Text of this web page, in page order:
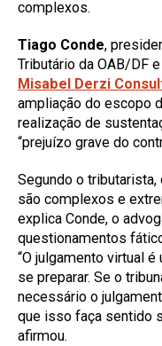
complexos.
Tiago Conde,
Tributário da OAB/DF
Misabel Derzi
ampliação do escopo
realização de
“prejuízo grave do
Segundo o
são complexos e
explica Conde, o
questionamentos
“O julgamento virtual
se preparar. Se o
necessário o
que isso faça sentido
afirmou.